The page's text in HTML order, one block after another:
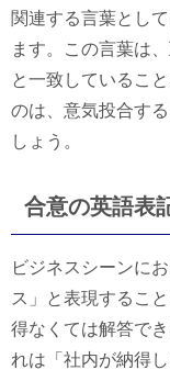
関連する言葉とし
ます。この言葉は
と一致しているこ
のは、意気投合す
しょう。
合意の英語表
ビジネスシーンに
ス」と表現するこ
得なくては解答で
れは「社内が納得